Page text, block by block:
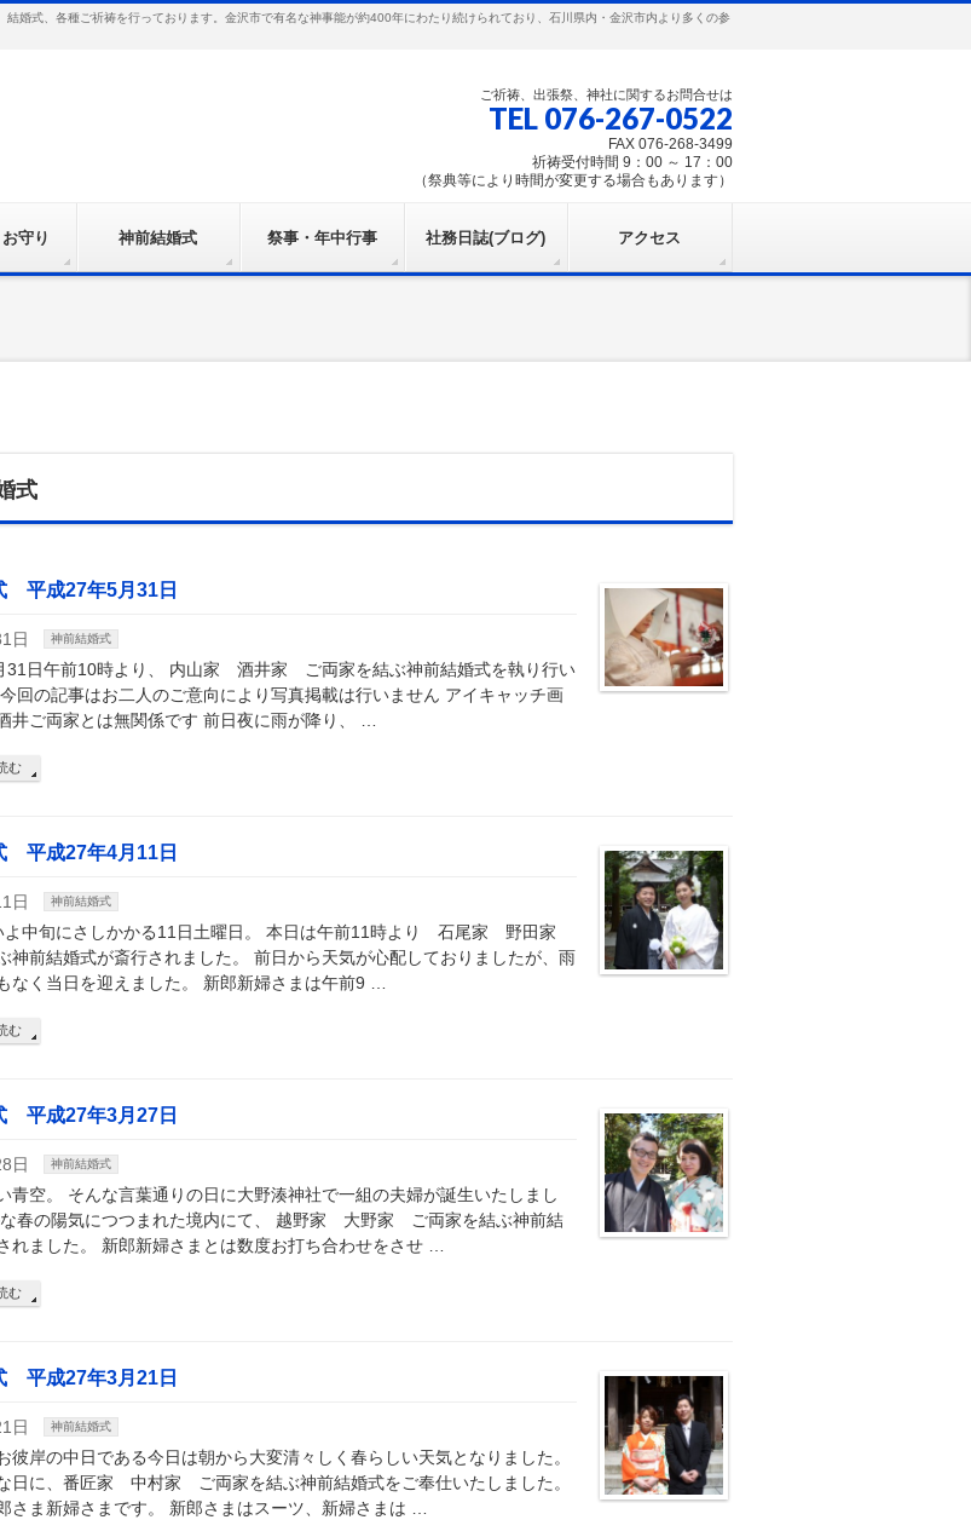
婚式、各種ご祈祷を行っております。金沢市で有名な神事能が約400年にわたり続けられており、石川県内・金沢市内より多くの参
ご祈祷、出張祭、神社に関するお問合せは
TEL 076-267-0522
FAX 076-268-3499
祈祷受付時間 9：00 ～ 17：00
（祭典等により時間が変更する場合もあります）
守り 神前結婚式 祭事・年中行事 社務日誌(ブログ) アクセス
式
平成27年5月31日
日 神前結婚式
31日午前10時より、 内山家 酒井家 ご両家を結ぶ神前結婚式を執り行い
回の記事はお二人のご意向により写真掲載は行いません アイキャッチ画
井ご両家とは無関係です 前日夜に雨が降り、 …
む
平成27年4月11日
日 神前結婚式
よ中旬にさしかかる11日土曜日。 本日は午前11時より 石尾家 野田家
神前結婚式が斎行されました。 前日から天気が心配しておりましたが、雨
なく当日を迎えました。 新郎新婦さまは午前9 …
む
平成27年3月27日
日 神前結婚式
青空。 そんな言葉通りの日に大野湊神社で一組の夫婦が誕生いたしまし
春の陽気につつまれた境内にて、 越野家 大野家 ご両家を結ぶ神前結
れました。 新郎新婦さまとは数度お打ち合わせをさせ …
む
平成27年3月21日
日 神前結婚式
彼岸の中日である今日は朝から大変清々しく春らしい天気となりました。
日に、番匠家 中村家 ご両家を結ぶ神前結婚式をご奉仕いたしました。
さま新婦さまです。 新郎さまはスーツ、新婦さまは …